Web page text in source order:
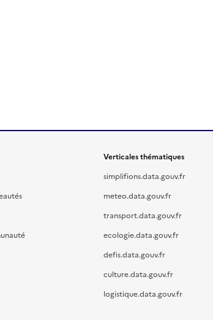
Verticales thématiques
simplifions.data.gouv.fr
meteo.data.gouv.fr
transport.data.gouv.fr
ecologie.data.gouv.fr
defis.data.gouv.fr
culture.data.gouv.fr
logistique.data.gouv.fr